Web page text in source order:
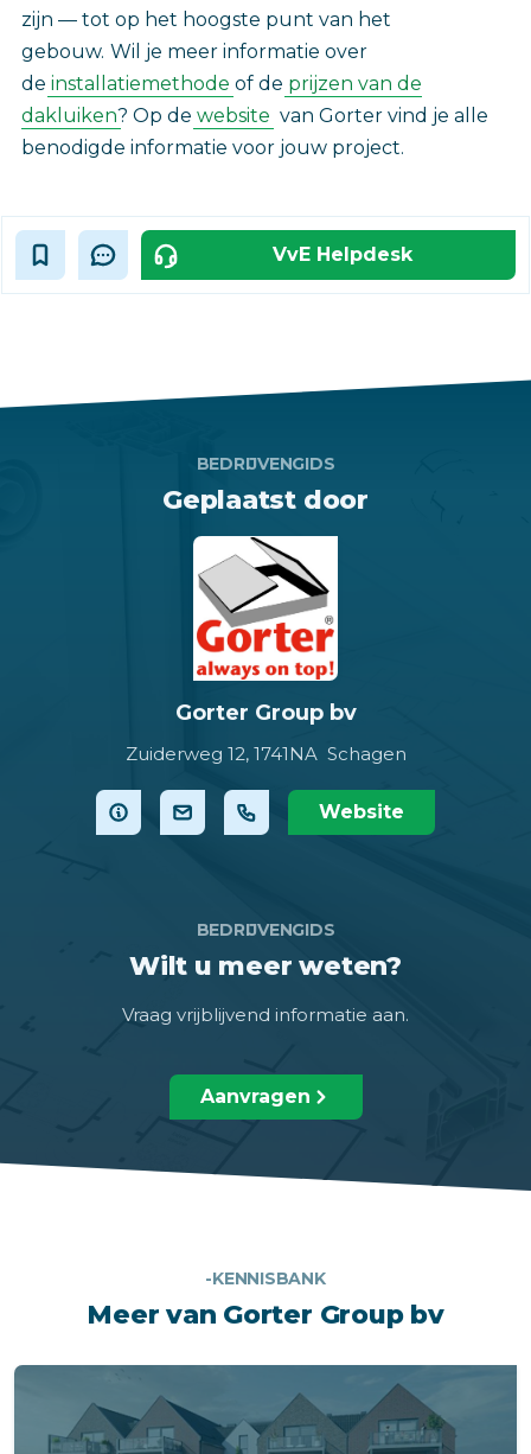
zijn — tot op het hoogste punt van het
gebouw. Wil je meer informatie over
de installatiemethode of de prijzen van de
dakluiken? Op de website van Gorter vind je alle
benodigde informatie voor jouw project.‎
VvE Helpdesk
BEDRIJVENGIDS
Geplaatst door
Gorter Group bv
Zuiderweg 12, 1741NA Schagen
Website
BEDRIJVENGIDS
Wilt u meer weten?
Vraag vrijblijvend informatie aan.
Aanvragen
-KENNISBANK
Meer van Gorter Group bv